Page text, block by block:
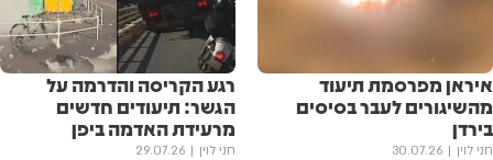
איראן מפרסמת תיעוד
מהשיגורים לעבר בסיסים
בירדן
חני לוין 30.07.26
רגע הקריסה והדרמה על
הגשר: תיעודים חדשים
מרעידת האדמה ביפן
חני לוין 29.07.26